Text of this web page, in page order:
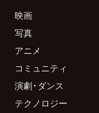
映画
写真
アニメ
コミュニティ
演劇・ダンス
テクノロジー